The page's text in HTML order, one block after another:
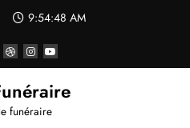
9:54:48 AM
funéraire